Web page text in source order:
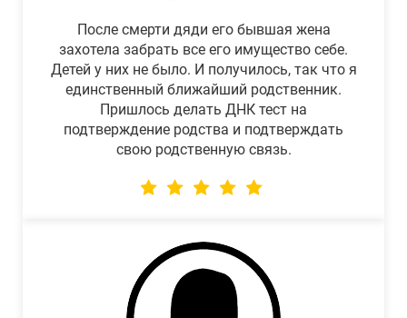
После смерти дяди его бывшая жена
захотела забрать все его имущество себе.
Детей у них не было. И получилось, так что я
единственный ближайший родственник.
Пришлось делать ДНК тест на
подтверждение родства и подтверждать
свою родственную связь.